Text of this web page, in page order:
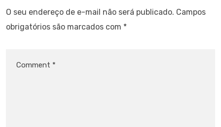
O seu endereço de e-mail não será publicado. Campos
obrigatórios são marcados com *